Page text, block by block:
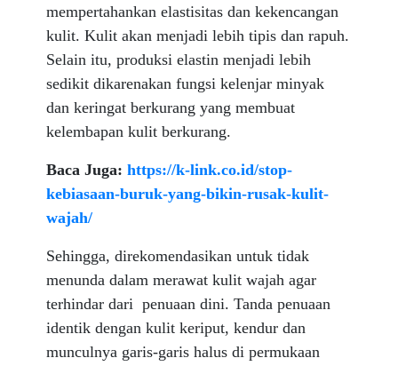
mempertahankan elastisitas dan kekencangan
kulit. Kulit akan menjadi lebih tipis dan rapuh.
Selain itu, produksi elastin menjadi lebih
sedikit dikarenakan fungsi kelenjar minyak
dan keringat berkurang yang membuat
kelembapan kulit berkurang.
Baca Juga:https://k-link.co.id/stop-
kebiasaan-buruk-yang-bikin-rusak-kulit-
wajah/
Sehingga, direkomendasikan untuk tidak
menunda dalam merawat kulit wajah agar
terhindar dari penuaan dini. Tanda penuaan
identik dengan kulit keriput, kendur dan
munculnya garis-garis halus di permukaan